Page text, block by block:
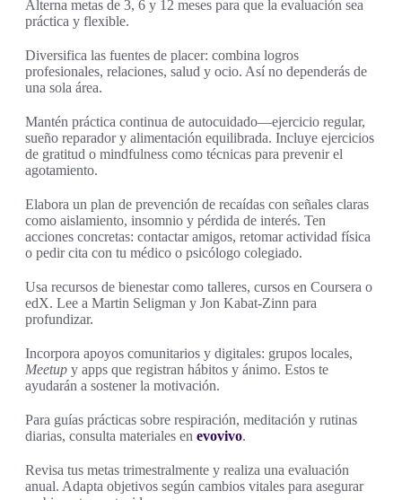
Alterna metas de 3, 6 y 12 meses para que la evaluación sea
práctica y flexible.
Diversifica las fuentes de placer: combina logros
profesionales, relaciones, salud y ocio. Así no dependerás de
una sola área.
Mantén práctica continua de autocuidado—ejercicio regular,
sueño reparador y alimentación equilibrada. Incluye ejercicios
de gratitud o mindfulness como técnicas para prevenir el
agotamiento.
Elabora un plan de prevención de recaídas con señales claras
como aislamiento, insomnio y pérdida de interés. Ten
acciones concretas: contactar amigos, retomar actividad física
o pedir cita con tu médico o psicólogo colegiado.
Usa recursos de bienestar como talleres, cursos en Coursera o
edX. Lee a Martin Seligman y Jon Kabat-Zinn para
profundizar.
Incorpora apoyos comunitarios y digitales: grupos locales,
Meetup y apps que registran hábitos y ánimo. Estos te
ayudarán a sostener la motivación.
Para guías prácticas sobre respiración, meditación y rutinas
diarias, consulta materiales en evovivo.
Revisa tus metas trimestralmente y realiza una evaluación
anual. Adapta objetivos según cambios vitales para asegurar